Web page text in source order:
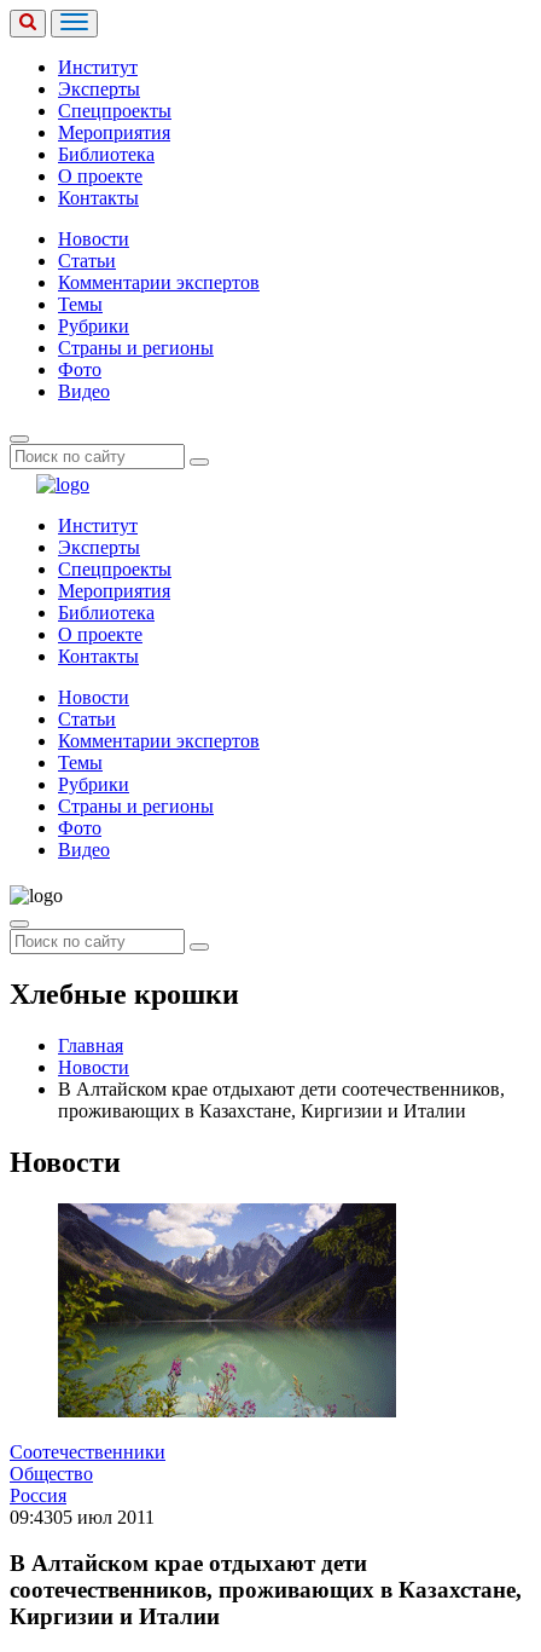
Институт
Эксперты
Спецпроекты
Мероприятия
Библиотека
О проекте
Контакты
Новости
Статьи
Комментарии экспертов
Темы
Рубрики
Страны и регионы
Фото
Видео
Институт
Эксперты
Спецпроекты
Мероприятия
Библиотека
О проекте
Контакты
Новости
Статьи
Комментарии экспертов
Темы
Рубрики
Страны и регионы
Фото
Видео
Хлебные крошки
Главная
Новости
В Алтайском крае отдыхают дети соотечественников,
проживающих в Казахстане, Киргизии и Италии
Новости
Соотечественники
Общество
Россия
09:4305 июл 2011
В Алтайском крае отдыхают дети
соотечественников, проживающих в Казахстане,
Киргизии и Италии